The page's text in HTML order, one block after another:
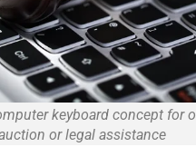
keyboard concept for
or legal assistance